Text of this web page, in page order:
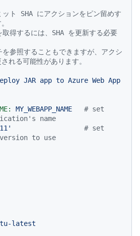
ト SHA にアクションをピン留めす
得するには、SHA を更新する必要
参照することもできますが、アクシ
れる可能性があります。
JAR app to Azure Web App
MY_WEBAPP_NAME
# set
name
# set
to use
latest